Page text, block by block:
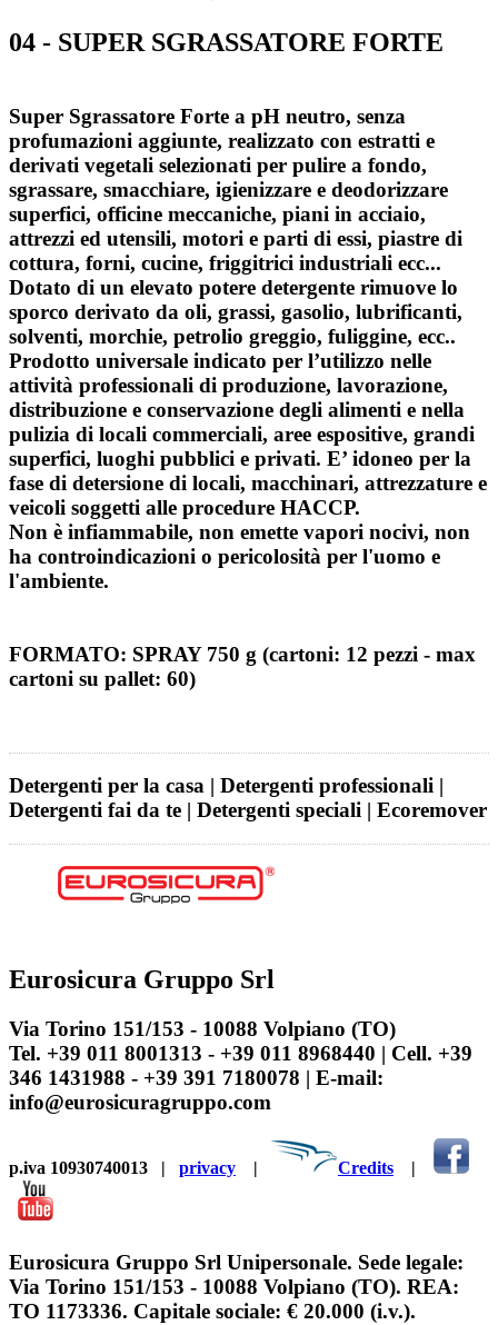
04 - SUPER SGRASSATORE FORTE
Super Sgrassatore Forte a pH neutro, senza
profumazioni aggiunte, realizzato con estratti e
derivati vegetali selezionati per pulire a fondo,
sgrassare, smacchiare, igienizzare e deodorizzare
superfici, officine meccaniche, piani in acciaio,
attrezzi ed utensili, motori e parti di essi, piastre di
cottura, forni, cucine, friggitrici industriali ecc...
Dotato di un elevato potere detergente rimuove lo
sporco derivato da oli, grassi, gasolio, lubrificanti,
solventi, morchie, petrolio greggio, fuliggine, ecc..
Prodotto universale indicato per l’utilizzo nelle
attività professionali di produzione, lavorazione,
distribuzione e conservazione degli alimenti e nella
pulizia di locali commerciali, aree espositive, grandi
superfici, luoghi pubblici e privati. E’ idoneo per la
fase di detersione di locali, macchinari, attrezzature e
veicoli soggetti alle procedure HACCP.
Non è infiammabile, non emette vapori nocivi, non
ha controindicazioni o pericolosità per l'uomo e
l'ambiente.
FORMATO: SPRAY 750 g (cartoni: 12 pezzi - max
cartoni su pallet: 60)
Detergenti per la casa | Detergenti professionali |
Detergenti fai da te | Detergenti speciali | Ecoremover
Eurosicura Gruppo Srl
Via Torino 151/153 - 10088 Volpiano (TO)
Tel. +39 011 8001313 - +39 011 8968440 | Cell. +39
346 1431988 - +39 391 7180078 | E-mail:
info@eurosicuragruppo.com
p.iva 10930740013 | privacy | Credits |
Eurosicura Gruppo Srl Unipersonale. Sede legale:
Via Torino 151/153 - 10088 Volpiano (TO). REA:
TO 1173336. Capitale sociale: € 20.000 (i.v.).